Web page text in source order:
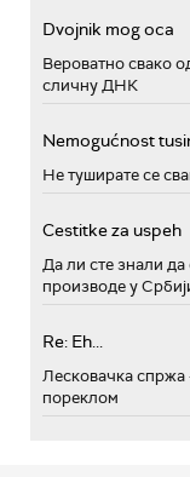
Dvojnik mog oca
Вероватно свако
сличну ДНК
Nemogućnost
Не туширате се
Cestitke za uspeh
Да ли сте знали
производе у
Re: Eh...
Лесковачка спржа
пореклом